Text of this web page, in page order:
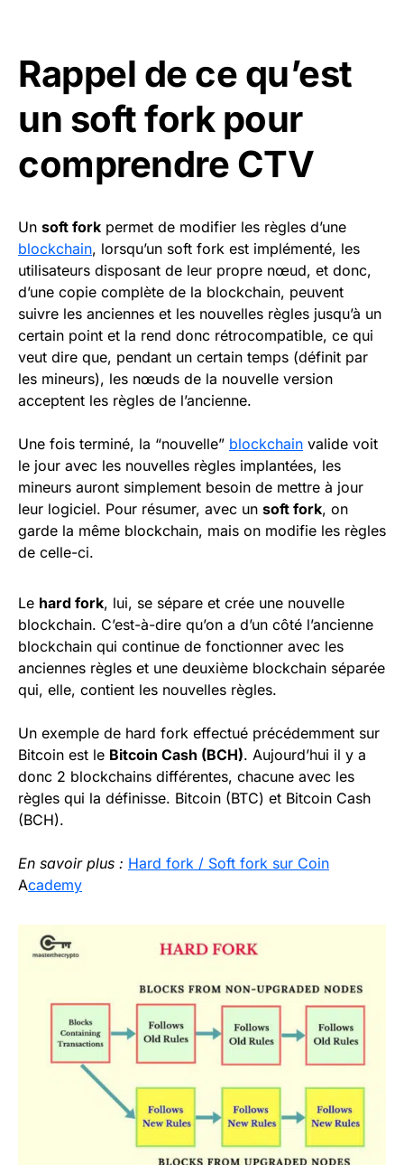
Rappel de ce qu’est
un soft fork pour
comprendre CTV
Un soft fork permet de modifier les règles d’une
blockchain, lorsqu’un soft fork est implémenté, les
utilisateurs disposant de leur propre nœud, et donc,
d’une copie complète de la blockchain, peuvent
suivre les anciennes et les nouvelles règles jusqu’à un
certain point et la rend donc rétrocompatible, ce qui
veut dire que, pendant un certain temps (définit par
les mineurs), les nœuds de la nouvelle version
acceptent les règles de l’ancienne.
Une fois terminé, la “nouvelle” blockchain valide voit
le jour avec les nouvelles règles implantées, les
mineurs auront simplement besoin de mettre à jour
leur logiciel. Pour résumer, avec un soft fork, on
garde la même blockchain, mais on modifie les règles
de celle-ci.
Le hard fork, lui, se sépare et crée une nouvelle
blockchain. C’est-à-dire qu’on a d’un côté l’ancienne
blockchain qui continue de fonctionner avec les
anciennes règles et une deuxième blockchain séparée
qui, elle, contient les nouvelles règles.
Un exemple de hard fork effectué précédemment sur
Bitcoin est le Bitcoin Cash (BCH). Aujourd’hui il y a
donc 2 blockchains différentes, chacune avec les
règles qui la définisse. Bitcoin (BTC) et Bitcoin Cash
(BCH).
En savoir plus : Hard fork / Soft fork sur Coin
Academy